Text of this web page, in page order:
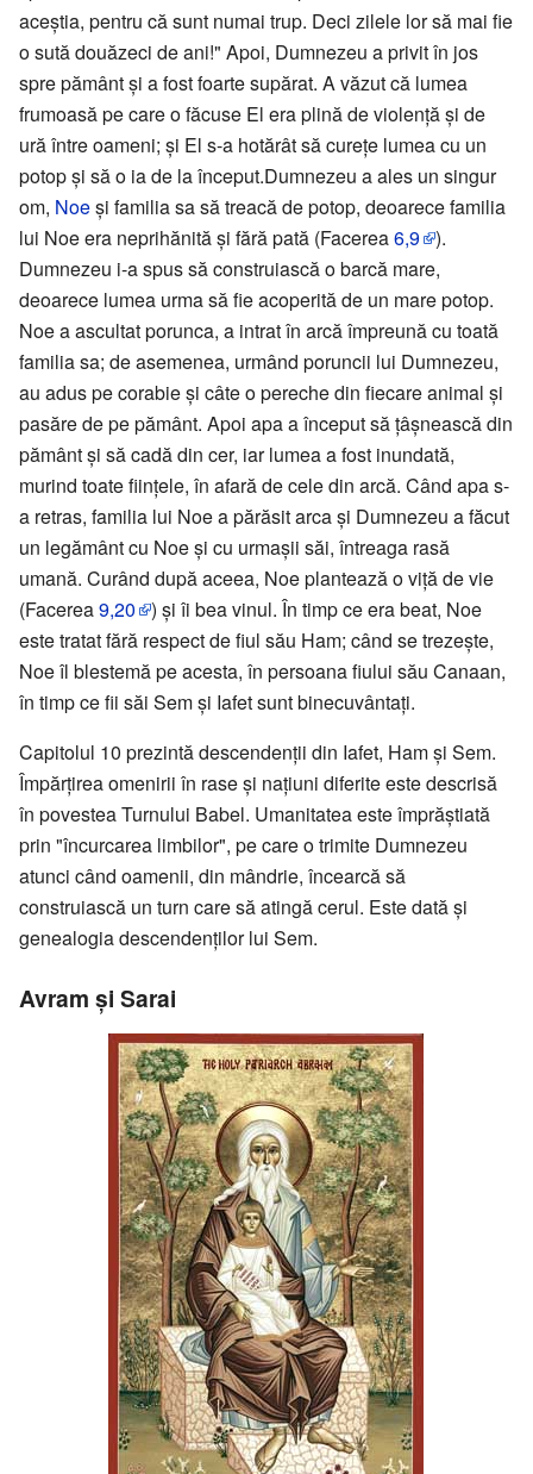
aceştia, pentru că sunt numai trup. Deci zilele lor să mai fie
o sută douăzeci de ani!" Apoi, Dumnezeu a privit în jos
spre pământ şi a fost foarte supărat. A văzut că lumea
frumoasă pe care o făcuse El era plină de violenţă şi de
ură între oameni; şi El s-a hotărât să cureţe lumea cu un
potop şi să o ia de la început.Dumnezeu a ales un singur
om, Noeşi familia sa să treacă de potop, deoarece familia
lui Noe era neprihănită şi fără pată (Facerea6,9 ).
Dumnezeu i-a spus să construiască o barcă mare,
deoarece lumea urma să fie acoperită de un mare potop.
Noe a ascultat porunca, a intrat în arcă împreună cu toată
familia sa; de asemenea, urmând poruncii lui Dumnezeu,
au adus pe corabie și câte o pereche din fiecare animal şi
pasăre de pe pământ. Apoi apa a început să ţâşnească din
pământ şi să cadă din cer, iar lumea a fost inundată,
murind toate fiinţele, în afară de cele din arcă. Când apa s-
a retras, familia lui Noe a părăsit arca şi Dumnezeu a făcut
un legământ cu Noe şi cu urmaşii săi, întreaga rasă
umană. Curând după aceea, Noe plantează o viţă de vie
(Facerea9,20
) şi îi bea vinul. În timp ce era beat, Noe
este tratat fără respect de fiul său Ham; când se trezeşte,
Noe îl blestemă pe acesta, în persoana fiului său Canaan,
în timp ce fii săi Sem şi Iafet sunt binecuvântaţi.
Capitolul 10 prezintă descendenţii din Iafet, Ham şi Sem.
Împărţirea omenirii în rase şi naţiuni diferite este descrisă
în povestea Turnului Babel. Umanitatea este împrăştiată
prin "încurcarea limbilor", pe care o trimite Dumnezeu
atunci când oamenii, din mândrie, încearcă să
construiască un turn care să atingă cerul. Este dată şi
genealogia descendenţilor lui Sem.
Avram şi Sarai